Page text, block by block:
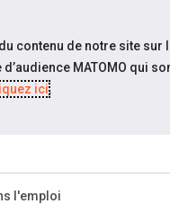
l'emploi
contenu de notre site sur
MATOMO qui
ici.